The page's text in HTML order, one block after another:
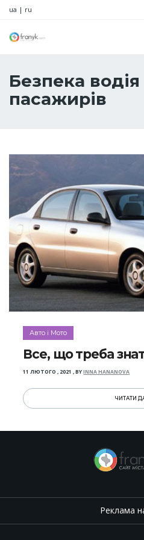
ua | ru
Безпека водія
пасажирів
Авто і Мото
Все, що треба
11 ЛЮТОГО , 2021 ,BYINNA HANANOVA
ЧИТАТИ
Реклама